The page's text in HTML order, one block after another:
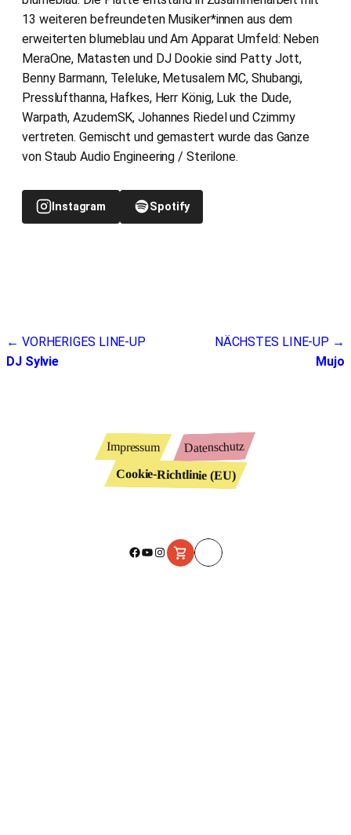
13 weiteren befreundeten Musiker*innen aus dem
erweiterten blumeblau und Am Apparat Umfeld: Neben
MeraOne, Matasten und DJ Dookie sind Patty Jott,
Benny Barmann, Teleluke, Metusalem MC, Shubangi,
Presslufthanna, Hafkes, Herr König, Luk the Dude,
Warpath, AzudemSK, Johannes Riedel und Czimmy
vertreten. Gemischt und gemastert wurde das Ganze
von Staub Audio Engineering / Sterilone.
Instagram Spotify
Beitragsnavigation
← VORHERIGES LINE-UP
DJ Sylvie
NÄCHSTES LINE-UP →
Mujo
Impressum Datenschutz
Cookie-Richtlinie (EU)
Facebook
YouTube
Instagram